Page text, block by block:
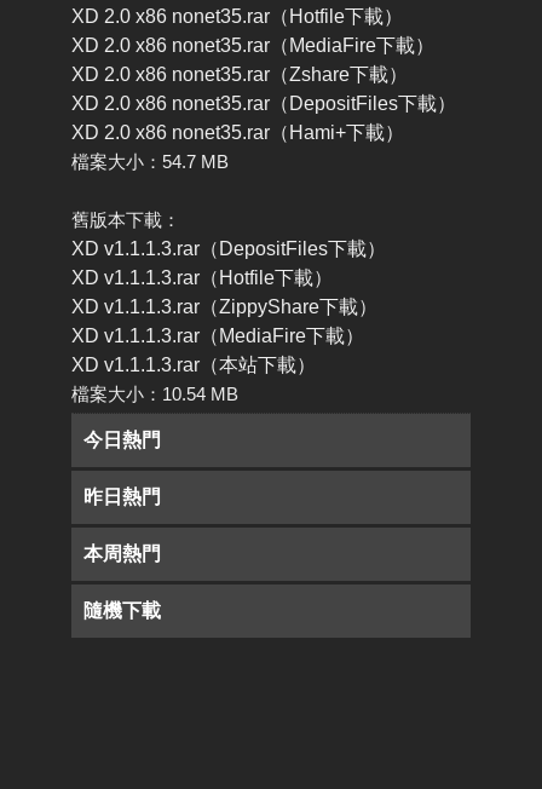
XD 2.0 x86 nonet35.rar（Hotfile下載）
XD 2.0 x86 nonet35.rar（MediaFire下載）
XD 2.0 x86 nonet35.rar（Zshare下載）
XD 2.0 x86 nonet35.rar（DepositFiles下載）
XD 2.0 x86 nonet35.rar（Hami+下載）
檔案大小：54.7 MB
舊版本下載：
XD v1.1.1.3.rar（DepositFiles下載）
XD v1.1.1.3.rar（Hotfile下載）
XD v1.1.1.3.rar（ZippyShare下載）
XD v1.1.1.3.rar（MediaFire下載）
XD v1.1.1.3.rar（本站下載）
檔案大小：10.54 MB
今日熱門
昨日熱門
本周熱門
隨機下載